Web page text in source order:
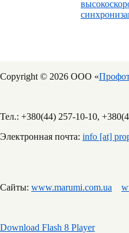
Copyright © 2026 ООО «
Тел.: +380(44) 257-10-10,
Электронная почта: info [at]
Сайты: www.marumi.com.ua
Download Flash 8 Player